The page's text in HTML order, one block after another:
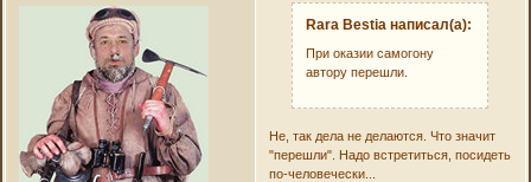
Rara Bestia написал(а):
При оказии самогону
автору перешли.
Не, так дела не делаются. Что значит
"перешли". Надо встретиться, посидеть
по-человечески...